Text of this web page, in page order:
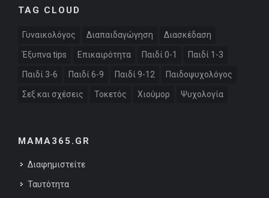
TAG CLOUD
Γυναικολόγος Διαπαιδαγώγηση Διασκέδαση
Έξυπνα tips Επικαιρότητα Παιδί 0-1 Παιδί 1-3
Παιδί 3-6 Παιδί 6-9 Παιδί 9-12 Παιδοψυχολόγος
Σεξ και σχέσεις Τοκετός Χιούμορ Ψυχολογία
MAMA365.GR
Διαφημιστείτε
Ταυτότητα